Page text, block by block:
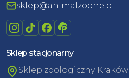
sklep@animalzoone.pl
Sklep stacjonarny
Sklep zoologiczny Kraków